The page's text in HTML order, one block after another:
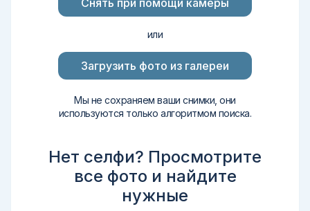
Снять при помощи камеры
или
Загрузить фото из галереи
Мы не сохраняем ваши снимки, они
используются только алгоритмом поиска.
Нет селфи? Просмотрите
все фото и найдите
нужные